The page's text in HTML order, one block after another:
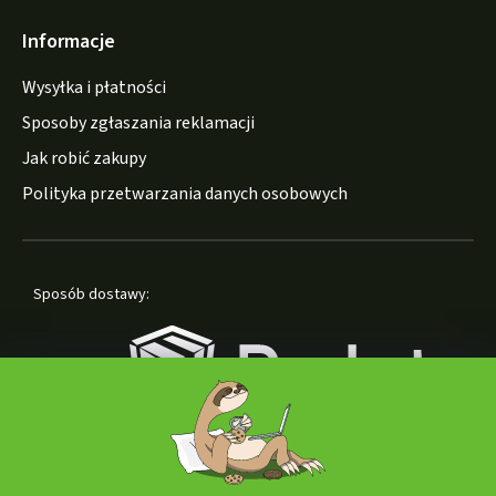
Informacje
Wysyłka i płatności
Sposoby zgłaszania reklamacji
Jak robić zakupy
Polityka przetwarzania danych osobowych
Sposób dostawy: